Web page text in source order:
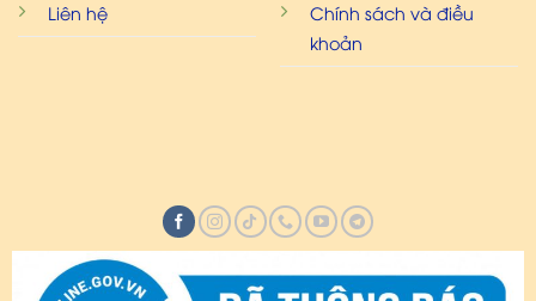
Liên hệ
Chính sách và điều
khoản